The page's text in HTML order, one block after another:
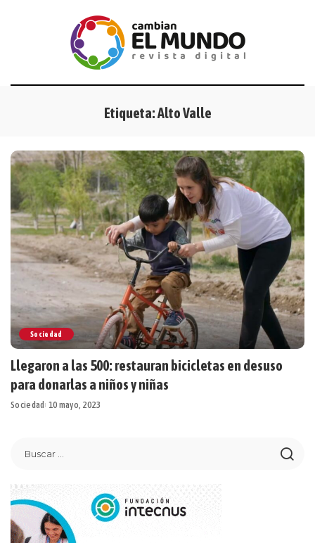
Etiqueta:Alto Valle
Sociedad
Llegaron a las 500: restauran bicicletas en desuso
para donarlas a niños y niñas
Sociedad 10 mayo, 2023